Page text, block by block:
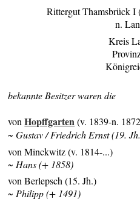
Rittergut Thamsbrück I
n.
Kreis
bekannte Besitzer waren die
vonHopffgarten(v. 1839-n.
~ Gustav / Friedrich Ernst (19.
von Minckwitz (v. 1814-...)
~ Hans (+ 1858)
von Berlepsch (15. Jh.)
~ Philipp (+ 1491)